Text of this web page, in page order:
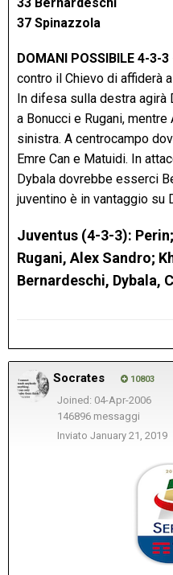
37 Spinazzola
DOMANI POSSIBILE 4-3-3
contro il Chievo di affiderà
In difesa sulla destra agirà
a Bonucci e Rugani,
sinistra. A centrocampo
Emre Can e Matuidi. In
Dybala dovrebbe esserci
juventino è in vantaggio su
Juventus (4-3-3):
Rugani, Alex Sandro;
Bernardeschi, Dybala,
Socrates 10803
Joined: 04-Apr-2006
146896 messaggi
Inviato January 21, 2019